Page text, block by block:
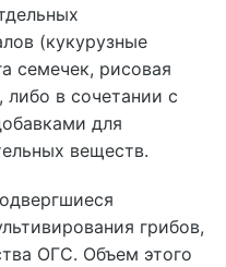
(кукурузные
семечек, рисовая
в сочетании с
для
веществ.
грибов,
ОГС. Объем этого